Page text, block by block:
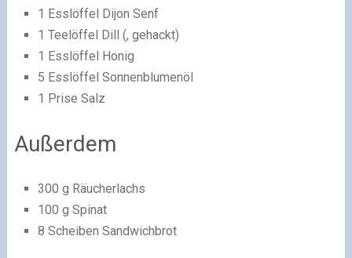
1 Esslöffel Dijon Senf
1 Teelöffel Dill (, gehackt)
1 Esslöffel Honig
5 Esslöffel Sonnenblumenöl
1 Prise Salz
Außerdem
300 g Räucherlachs
100 g Spinat
8 Scheiben Sandwichbrot